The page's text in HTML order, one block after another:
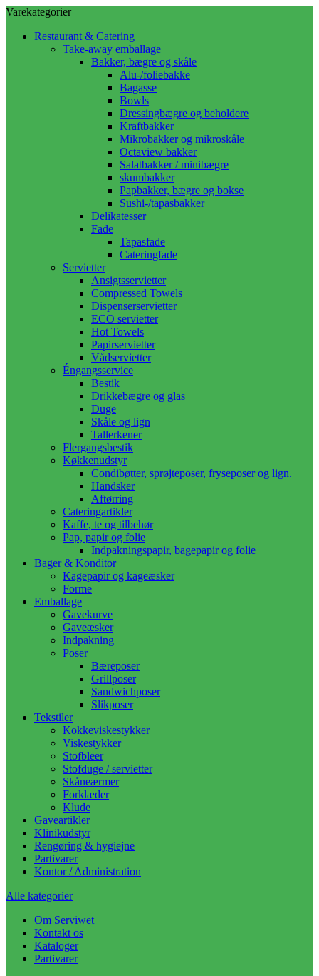
Varekategorier
Restaurant & Catering
Take-away emballage
Bakker, bægre og skåle
Alu-/foliebakke
Bagasse
Bowls
Dressingbægre og beholdere
Kraftbakker
Mikrobakker og mikroskåle
Octaview bakker
Salatbakker / minibægre
skumbakker
Papbakker, bægre og bokse
Sushi-/tapasbakker
Delikatesser
Fade
Tapasfade
Cateringfade
Servietter
Ansigtsservietter
Compressed Towels
Dispenserservietter
ECO servietter
Hot Towels
Papirservietter
Vådservietter
Éngangsservice
Bestik
Drikkebægre og glas
Duge
Skåle og lign
Tallerkener
Flergangsbestik
Køkkenudstyr
Condibøtter, sprøjteposer, fryseposer og lign.
Handsker
Aftørring
Cateringartikler
Kaffe, te og tilbehør
Pap, papir og folie
Indpakningspapir, bagepapir og folie
Bager & Konditor
Kagepapir og kageæsker
Forme
Emballage
Gavekurve
Gaveæsker
Indpakning
Poser
Bæreposer
Grillposer
Sandwichposer
Slikposer
Tekstiler
Kokkeviskestykker
Viskestykker
Stofbleer
Stofduge / servietter
Skåneærmer
Forklæder
Klude
Gaveartikler
Klinikudstyr
Rengøring & hygiejne
Partivarer
Kontor / Administration
Alle kategorier
Om Serviwet
Kontakt os
Kataloger
Partivarer